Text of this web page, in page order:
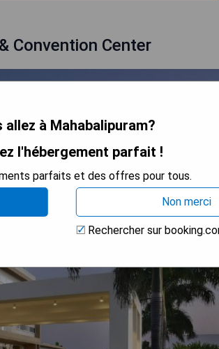
Convention Center
allez à Mahabalipuram?
l'hébergement parfait !
parfaits et des offres pour tous.
Non merci
Rechercher sur